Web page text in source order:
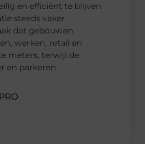
en efficiënt te blijven
steeds vaker
dat gebouwen
werken, retail en
meters, terwijl de
en parkeren